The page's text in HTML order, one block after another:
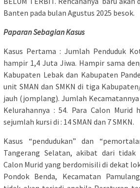
Banten pada bulan Agustus 2025 besok.
Paparan Sebagian Kasus
Kasus Pertama : Jumlah Penduduk
hampir 1,4 Juta Jiwa. Hampir sama
Kabupaten Lebak dan Kabupaten
unit SMAN dan SMKN di tiga
jauh (jomplang). Jumlah
Kelurahannya : 54. Para Calon Murid
sejumlah kursi di : 14 SMAN dan 7 SMKN.
Kasus “pendudukan” dan
Tangerang Selatan, akibat dari tidak
Calon Murid yang berdomisili di dekat
Pondok Benda, Kecamatan